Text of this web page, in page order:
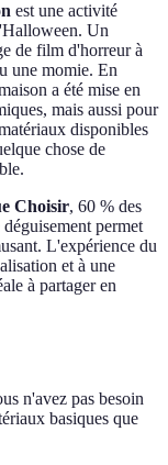
est une activité
Un
de film d'horreur à
une momie. En
a été mise en
mais aussi pour
disponibles
chose de
Choisir, 60 % des
permet
L'expérience du
et à une
à partager en
n'avez pas besoin
basiques que